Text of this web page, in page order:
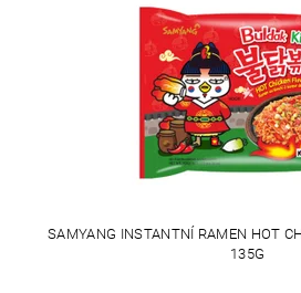
SAMYANG INSTANTNÍ RAMEN HOT
135G